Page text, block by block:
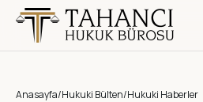
Anasayfa/Hukuki Bülten/Hukuki Haberler